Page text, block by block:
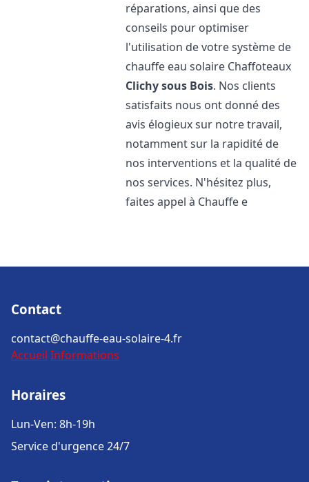
réparations, ainsi que des
conseils pour optimiser
l'utilisation de votre système de
chauffe eau solaire Chaffoteaux
Clichy sous Bois. Nos clients
satisfaits nous ont donné des
avis élogieux sur notre travail,
notamment sur la rapidité de
nos interventions et la qualité de
nos services. N'hésitez plus,
faites appel à Chauffe e
Contact
contact@chauffe-eau-solaire-4.fr
Accueil Informations
Horaires
Lun-Ven: 8h-19h
Service d'urgence 24/7